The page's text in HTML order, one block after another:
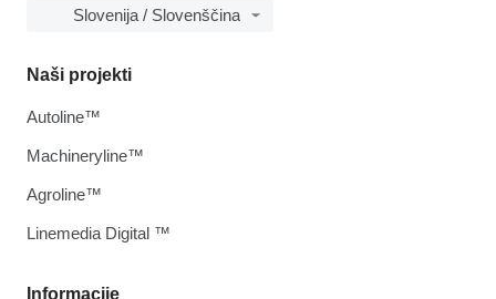
Slovenija / Slovenščina
Informacije
Naši projekti
Autoline™
Machineryline™
Agroline™
Linemedia Digital ™